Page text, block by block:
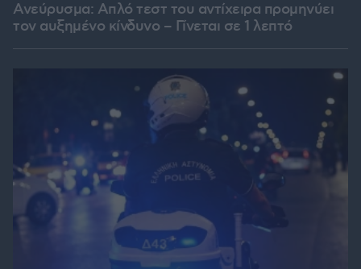
Ανεύρυσμα: Απλό τεστ του αντίχειρα προμηνύει
τον αυξημένο κίνδυνο – Γίνεται σε 1 λεπτό